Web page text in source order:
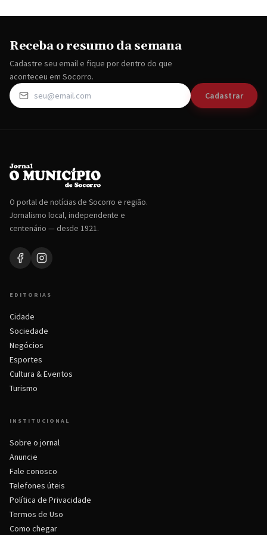
Receba o resumo da semana
Cadastre seu email e fique por dentro do que
aconteceu em Socorro.
Cadastrar
O portal de notícias de Socorro e região.
Jornalismo local, independente e
centenário — desde 1921.
EDITORIAS
Cidade
Sociedade
Negócios
Esportes
Cultura & Eventos
Turismo
INSTITUCIONAL
Sobre o jornal
Anuncie
Fale conosco
Telefones úteis
Política de Privacidade
Termos de Uso
Como chegar